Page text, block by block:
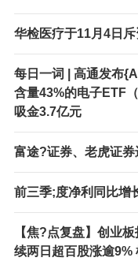
华检医疗于11月4日
每日一词 | 高通发布
含量43%的电子ETF
吸金3.7亿元
富途?证券、老虎证
前三季;度净利同比增
【焦?点复盘】创业
续两日超百股涨逾9%